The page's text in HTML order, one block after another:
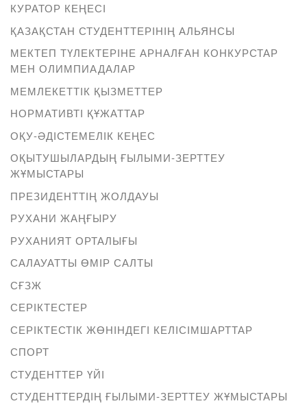
КУРАТОР КЕҢЕСІ
ҚАЗАҚСТАН СТУДЕНТТЕРІНІҢ АЛЬЯНСЫ
МЕКТЕП ТҮЛЕКТЕРІНЕ АРНАЛҒАН КОНКУРСТАР
МЕН ОЛИМПИАДАЛАР
МЕМЛЕКЕТТІК ҚЫЗМЕТТЕР
НОРМАТИВТІ ҚҰЖАТТАР
ОҚУ-ӘДІСТЕМЕЛІК КЕҢЕС
ОҚЫТУШЫЛАРДЫҢ ҒЫЛЫМИ-ЗЕРТТЕУ
ЖҰМЫСТАРЫ
ПРЕЗИДЕНТТІҢ ЖОЛДАУЫ
РУХАНИ ЖАҢҒЫРУ
РУХАНИЯТ ОРТАЛЫҒЫ
САЛАУАТТЫ ӨМІР САЛТЫ
СҒЗЖ
СЕРІКТЕСТЕР
СЕРІКТЕСТІК ЖӨНІНДЕГІ КЕЛІСІМШАРТТАР
СПОРТ
СТУДЕНТТЕР ҮЙІ
СТУДЕНТТЕРДІҢ ҒЫЛЫМИ-ЗЕРТТЕУ ЖҰМЫСТАРЫ